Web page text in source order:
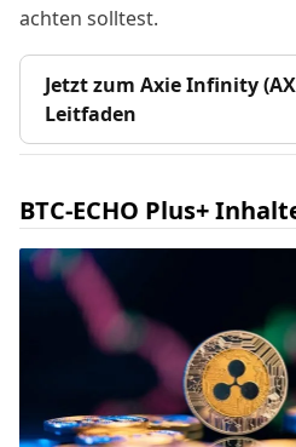
achten solltest.
Jetzt zum Axie Infinity
Leitfaden
BTC-ECHO Plus+